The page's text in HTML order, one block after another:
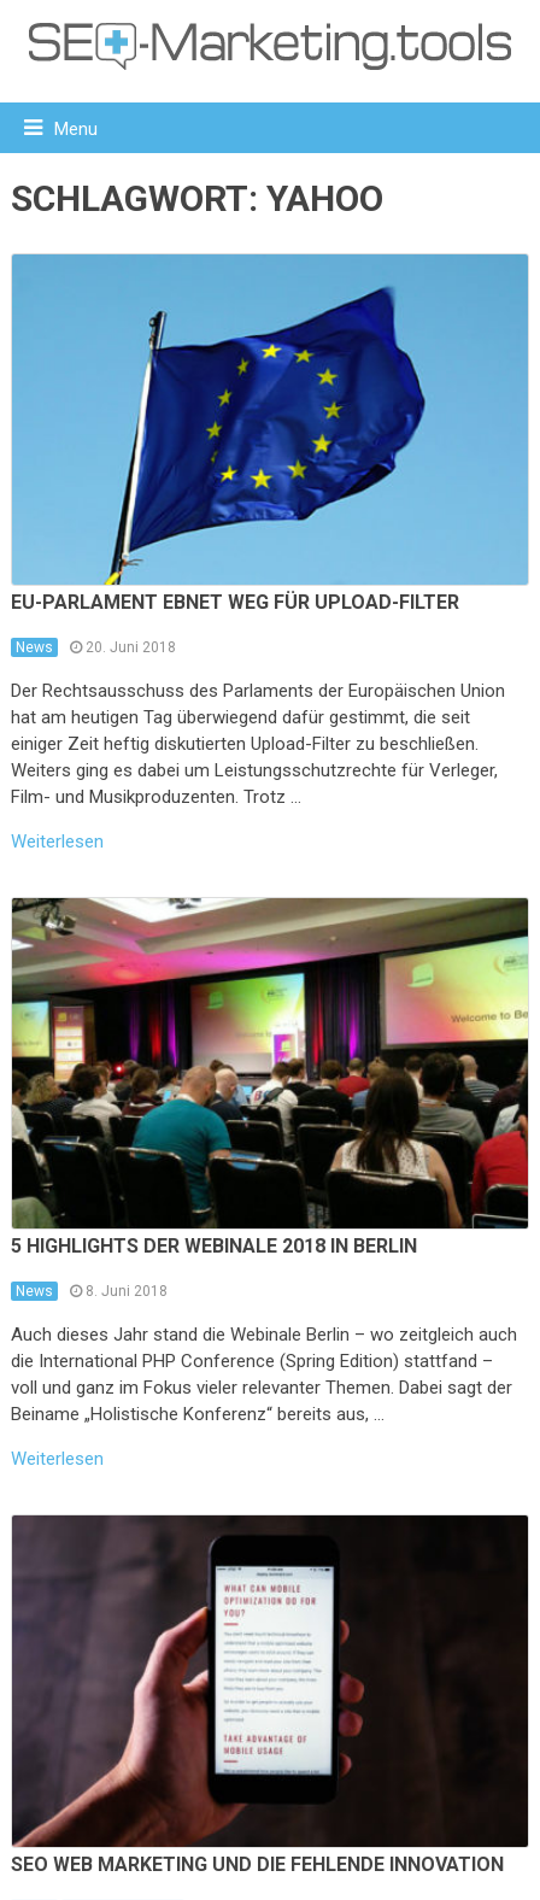
Menu
SCHLAGWORT: YAHOO
EU-PARLAMENT EBNET WEG FÜR UPLOAD-FILTER
News 20. Juni 2018
Der Rechtsausschuss des Parlaments der Europäischen Union
hat am heutigen Tag überwiegend dafür gestimmt, die seit
einiger Zeit heftig diskutierten Upload-Filter zu beschließen.
Weiters ging es dabei um Leistungsschutzrechte für Verleger,
Film- und Musikproduzenten. Trotz …
Weiterlesen
5 HIGHLIGHTS DER WEBINALE 2018 IN BERLIN
News 8. Juni 2018
Auch dieses Jahr stand die Webinale Berlin – wo zeitgleich auch
die International PHP Conference (Spring Edition) stattfand –
voll und ganz im Fokus vieler relevanter Themen. Dabei sagt der
Beiname „Holistische Konferenz“ bereits aus, …
Weiterlesen
SEO WEB MARKETING UND DIE FEHLENDE INNOVATION